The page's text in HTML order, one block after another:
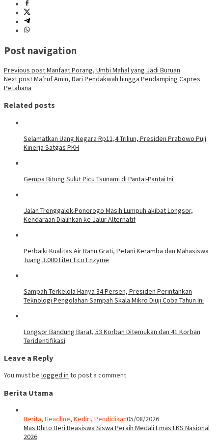
Post navigation
Previous postManfaat Porang, Umbi Mahal yang Jadi Buruan
Next postMa’ruf Amin, Dari Pendakwah hingga Pendamping Capres
Petahana
Related posts
Selamatkan Uang Negara Rp11,4 Triliun, Presiden Prabowo Puji
Kinerja Satgas PKH
Gempa Bitung Sulut Picu Tsunami di Pantai-Pantai Ini
Jalan Trenggalek-Ponorogo Masih Lumpuh akibat Longsor,
Kendaraan Dialihkan ke Jalur Alternatif
Perbaiki Kualitas Air Ranu Grati, Petani Keramba dan Mahasiswa
Tuang 3.000 Liter Eco Enzyme
Sampah Terkelola Hanya 34 Persen, Presiden Perintahkan
Teknologi Pengolahan Sampah Skala Mikro Diuji Coba Tahun Ini
Longsor Bandung Barat, 53 Korban Ditemukan dan 41 Korban
Teridentifikasi
Leave a Reply
You must be logged in to post a comment.
Berita Utama
Berita, Headline, Kediri, Pendidikan05/08/2026
Mas Dhito Beri Beasiswa Siswa Peraih Medali Emas LKS Nasional
2026